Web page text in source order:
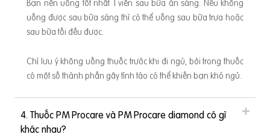
1-3 nếu mẹ thiếu sắt có thể gây sảy t
lưu, còn thiếu máu do thiếu sắt khi man
sung sắt khi mang thaiCanxiTheo giai đoạ
nhi thường sử dụng canxi từ người
ánh sáng chiếu
trong những
ng thiếu ánh sáng như
ầy đủ vitamin A
Bạn nên uống tốt nhất 1 viên sau bữa ăn sáng. Nếu không
uống được sau bữa sáng thì có thể uống sau bữa trưa hoặc
sau bữa tối đều được.
Chỉ lưu ý không uống thuốc trước khi đi ngủ, bởi trong thuốc
có một số thành phần gây tỉnh táo có thể khiến bạn khó ngủ.
4. Thuốc PM Procare và PM Procare diamond có gì
khác nhau?